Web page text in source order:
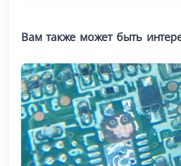
Вам также может быть